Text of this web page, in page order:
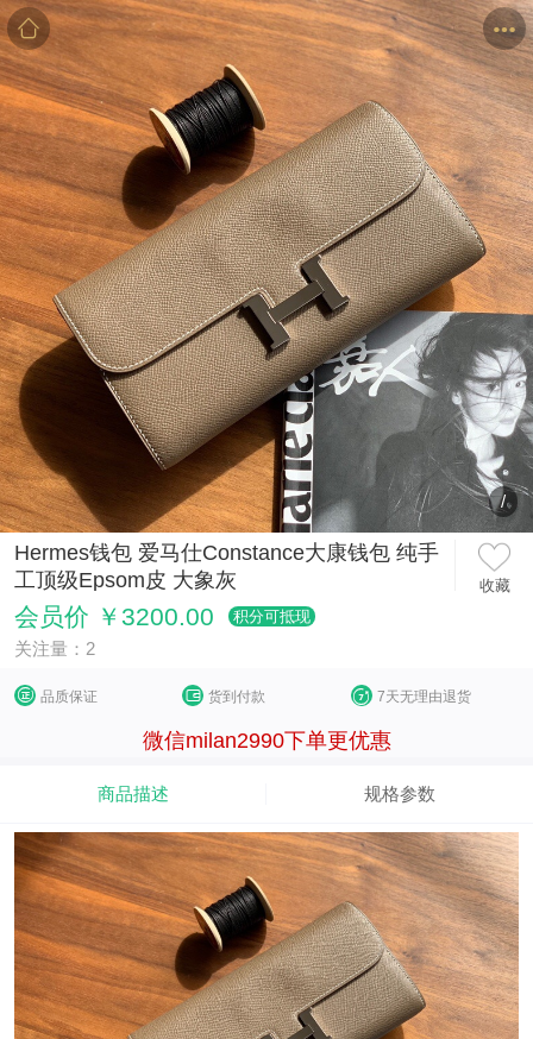
商品 详情 评价
/
Hermes钱包 爱马仕Constance大康钱包 纯手
工顶级Epsom皮 大象灰
收藏
会员价 ￥3200.00 积分可抵现
关注量：2
品质保证 货到付款 7天无理由退货
微信milan2990下单更优惠
商品描述 规格参数